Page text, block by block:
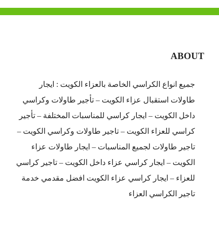
ABOUT
جميع انواع الكراسي الخاصة بالعزاء الكويت : ايجار
طاولات استقبال عزاء الكويت – تأجير طاولات وكراسي
داخل الكويت – ايجار كراسي للمناسبات المختلفة – تأجير
كراسي للعزاء الكويت – تاجير طاولات وكراسي الكويت –
تاجير طاولات لجميع المناسبات – ايجار طاولات عزاء
الكويت – ايجار كراسي عزاء داخل الكويت – تاجير كراسي
للعزاء – ايجار كراسي عزاء الكويت افضل مقدمي خدمة
تاجير الكراسي العزاء